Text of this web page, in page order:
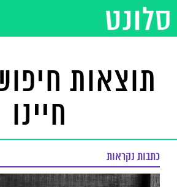
תוצאות
חיינו
כתבות נקראות